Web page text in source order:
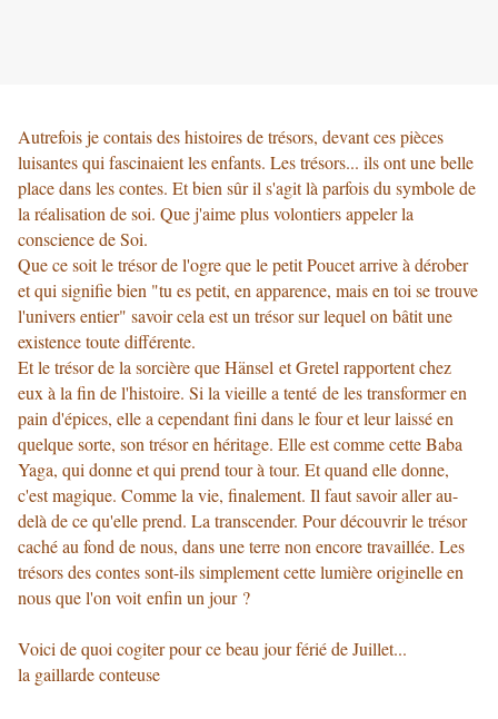
Autrefois je contais des histoires de trésors, devant ces pièces
luisantes qui fascinaient les enfants. Les trésors... ils ont une belle
place dans les contes. Et bien sûr il s'agit là parfois du symbole de
la réalisation de soi. Que j'aime plus volontiers appeler la
conscience de Soi.
Que ce soit le trésor de l'ogre que le petit Poucet arrive à dérober
et qui signifie bien "tu es petit, en apparence, mais en toi se trouve
l'univers entier" savoir cela est un trésor sur lequel on bâtit une
existence toute différente.
Et le trésor de la sorcière que Hänsel et Gretel rapportent chez
eux à la fin de l'histoire. Si la vieille a tenté de les transformer en
pain d'épices, elle a cependant fini dans le four et leur laissé en
quelque sorte, son trésor en héritage. Elle est comme cette Baba
Yaga, qui donne et qui prend tour à tour. Et quand elle donne,
c'est magique. Comme la vie, finalement. Il faut savoir aller au-
delà de ce qu'elle prend. La transcender. Pour découvrir le trésor
caché au fond de nous, dans une terre non encore travaillée. Les
trésors des contes sont-ils simplement cette lumière originelle en
nous que l'on voit enfin un jour ?
Voici de quoi cogiter pour ce beau jour férié de Juillet...
la gaillarde conteuse